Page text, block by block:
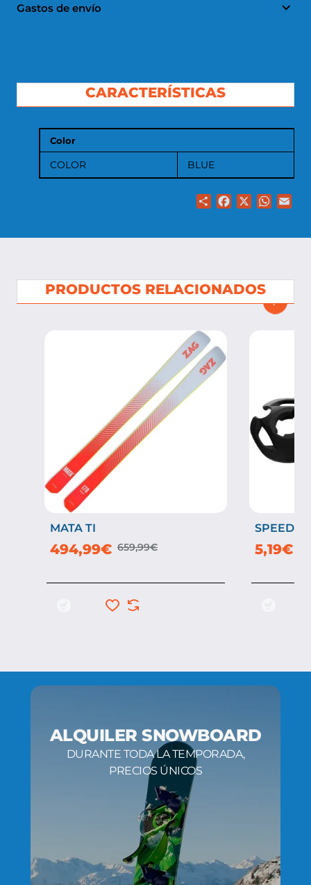
Gastos de envío
CARACTERÍSTICAS
Color
COLOR BLUE
ShareFacebook
X
PRODUCTOS RELACIONADOS
-25%
MATA TI
494,99€ 659,99€
SPEED
5,19€
ALQUILER SNOWBOARD
DURANTE TODA LA TEMPORADA,
PRECIOS ÚNICOS